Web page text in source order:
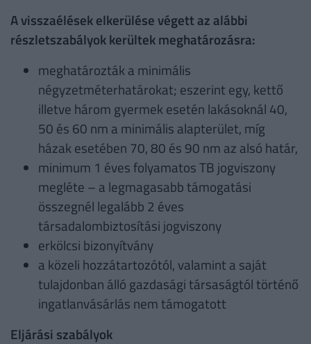
A visszaélések elkerülése végett az alábbi
részletszabályok kerültek meghatározásra:
meghatározták a minimális
négyzetméterhatárokat; eszerint egy, kettő
illetve három gyermek esetén lakásoknál 40,
50 és 60 nm a minimális alapterület, míg
házak esetében 70, 80 és 90 nm az alsó határ,
minimum 1 éves folyamatos TB jogviszony
megléte – a legmagasabb támogatási
összegnél legalább 2 éves
társadalombiztosítási jogviszony
erkölcsi bizonyítvány
a közeli hozzátartozótól, valamint a saját
tulajdonban álló gazdasági társaságtól történő
ingatlanvásárlás nem támogatott
Eljárási szabályok